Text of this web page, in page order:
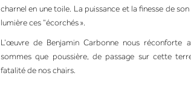
charnel en une toile. La puissance et la finesse de
lumière ces “écorchés ».
L’œuvre de Benjamin Carbonne nous réconforte
sommes que poussière, de passage sur cette
fatalité de nos chairs.